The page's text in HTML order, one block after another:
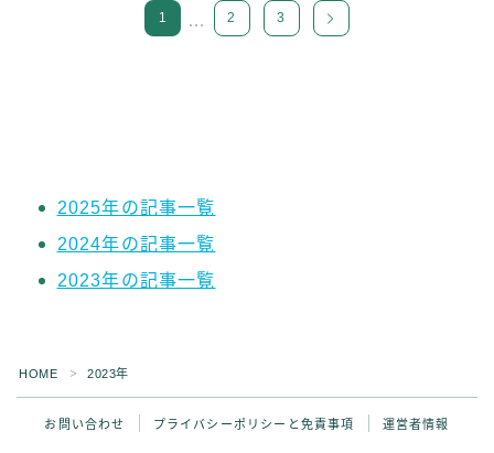
1 … 2 3
2025年の記事一覧
2024年の記事一覧
2023年の記事一覧
HOME ＞ 2023年
お問い合わせ プライバシーポリシーと免責事項 運営者情報